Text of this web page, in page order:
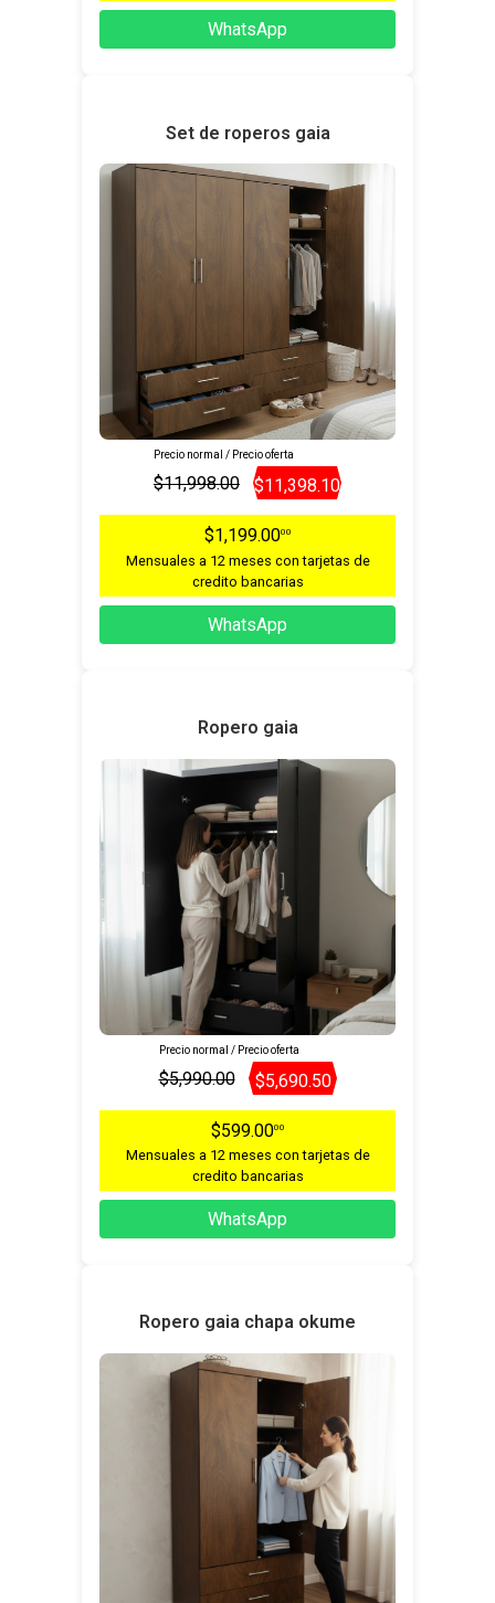
WhatsApp
Set de roperos gaia
Precio normal / Precio oferta
$11,998.00 $11,398.10
$1,199.0000
Mensuales a 12 meses con tarjetas de
credito bancarias
WhatsApp
Ropero gaia
Precio normal / Precio oferta
$5,990.00 $5,690.50
$599.0000
Mensuales a 12 meses con tarjetas de
credito bancarias
WhatsApp
Ropero gaia chapa okume